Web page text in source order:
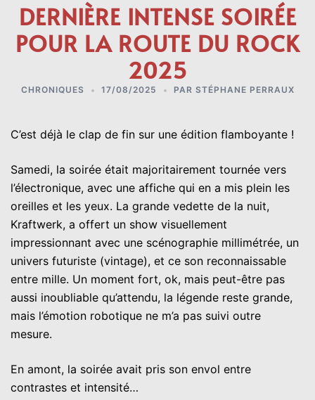
DERNIÈRE INTENSE SOIRÉE
POUR LA ROUTE DU ROCK
2025
CHRONIQUES 17/08/2025 PAR STÉPHANE PERRAUX
C’est déjà le clap de fin sur une édition flamboyante !
Samedi, la soirée était majoritairement tournée vers
l’électronique, avec une affiche qui en a mis plein les
oreilles et les yeux. La grande vedette de la nuit,
Kraftwerk, a offert un show visuellement
impressionnant avec une scénographie millimétrée, un
univers futuriste (vintage), et ce son reconnaissable
entre mille. Un moment fort, ok, mais peut-être pas
aussi inoubliable qu’attendu, la légende reste grande,
mais l’émotion robotique ne m’a pas suivi outre
mesure.
En amont, la soirée avait pris son envol entre
contrastes et intensité…